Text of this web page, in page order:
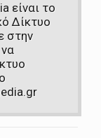
είναι το
Δίκτυο
στην